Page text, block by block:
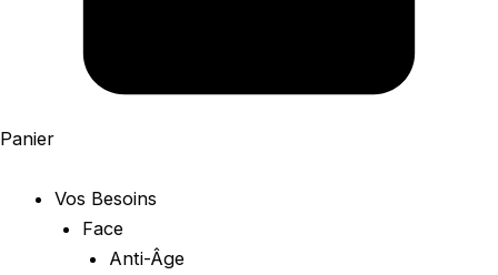
Panier
Vos Besoins
Face
Anti-Âge